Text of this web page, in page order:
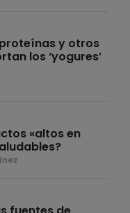
y otros
los ‘yogures’
«altos en